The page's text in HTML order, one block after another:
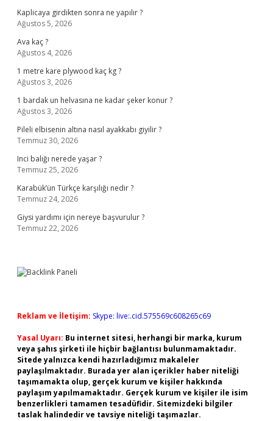
Kaplicaya girdikten sonra ne yapılır ?
Ağustos 5, 2026
Ava kaç ?
Ağustos 4, 2026
1 metre kare plywood kaç kg ?
Ağustos 3, 2026
1 bardak un helvasına ne kadar şeker konur ?
Ağustos 3, 2026
Pileli elbisenin altına nasıl ayakkabı giyilir ?
Temmuz 30, 2026
Inci balığı nerede yaşar ?
Temmuz 25, 2026
Karabük’ün Türkçe karşılığı nedir ?
Temmuz 24, 2026
Giysi yardımı için nereye başvurulur ?
Temmuz 22, 2026
Reklam ve İletişim: Skype: live:.cid.575569c608265c69
Yasal Uyarı: Bu internet sitesi, herhangi bir marka, kurum
veya şahıs şirketi ile hiçbir bağlantısı bulunmamaktadır.
Sitede yalnızca kendi hazırladığımız makaleler
paylaşılmaktadır. Burada yer alan içerikler haber niteliği
taşımamakta olup, gerçek kurum ve kişiler hakkında
paylaşım yapılmamaktadır. Gerçek kurum ve kişiler ile isim
benzerlikleri tamamen tesadüfidir. Sitemizdeki bilgiler
taslak halindedir ve tavsiye niteliği taşımazlar.